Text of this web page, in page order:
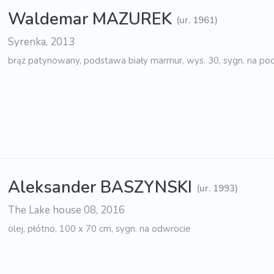
Waldemar MAZUREK (ur. 1961)
Syrenka, 2013
brąz patynowany, podstawa biały marmur, wys. 30, sygn. na
Aleksander BASZYNSKI (ur. 1993)
The Lake house 08, 2016
olej, płótno, 100 x 70 cm, sygn. na odwrocie